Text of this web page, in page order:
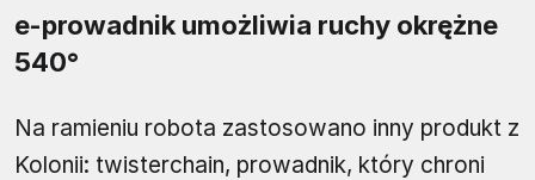
e-prowadnik umożliwia ruchy okrężne
540°
Na ramieniu robota zastosowano inny produkt z
Kolonii: twisterchain, prowadnik, który chroni